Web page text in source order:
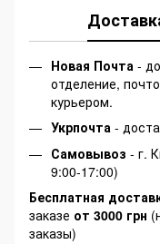
Новая Почта -
отделение,
курьером.
Укрпочта -
Самовывоз - г.
9:00-17:00)
Бесплатная
заказе от 3000 грн
заказы)